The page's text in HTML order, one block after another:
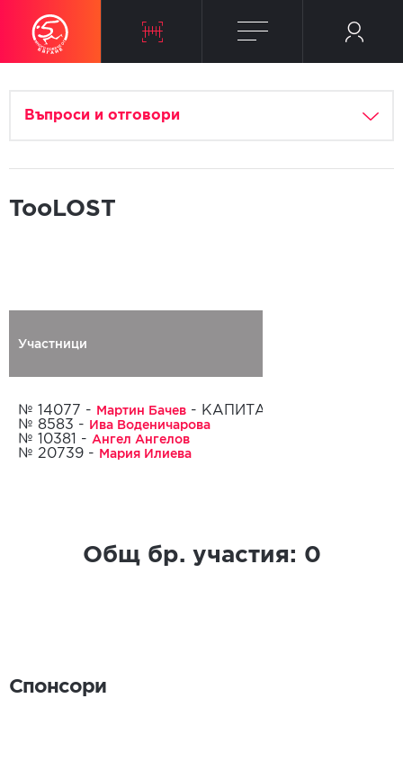
Въпроси и отговори
TooLOST
Участници
№ 14077 - Мартин Бачев - КАПИТАН
№ 8583 - Ива Воденичарова
№ 10381 - Ангел Ангелов
№ 20739 - Мария Илиева
Общ бр. участия: 0
Спонсори